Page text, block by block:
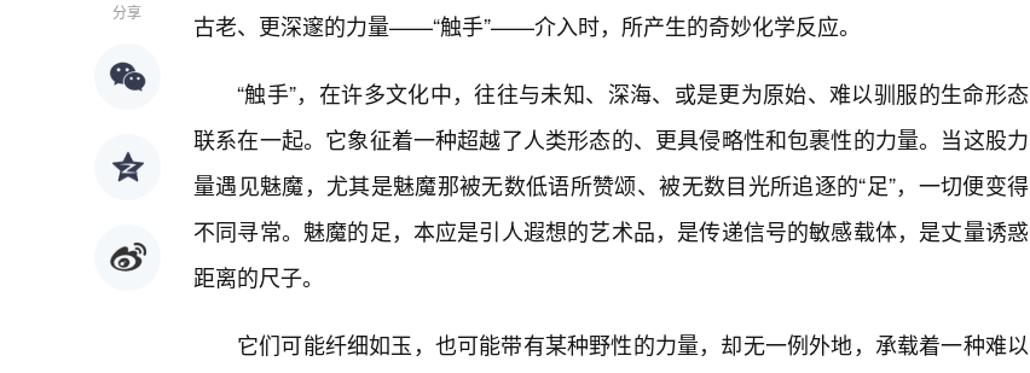
分享
古老、更深邃的力量——“触手”——介入时，所产生的奇妙化学反应。
“触手”，在许多文化中，往往与未知、深海、或是更为原始、难以驯服的生命形态
联系在一起。它象征着一种超越了人类形态的、更具侵略性和包裹性的力量。当这股力
量遇见魅魔，尤其是魅魔那被无数低语所赞颂、被无数目光所追逐的“足”，一切便变得
不同寻常。魅魔的足，本应是引人遐想的艺术品，是传递信号的敏感载体，是丈量诱惑
距离的尺子。
它们可能纤细如玉，也可能带有某种野性的力量，却无一例外地，承载着一种难以